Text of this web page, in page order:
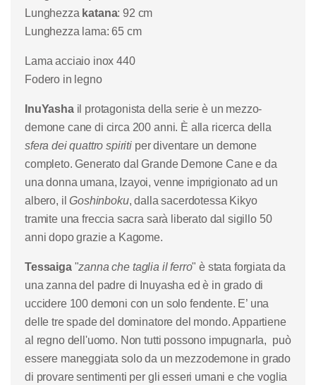
Lunghezza katana: 92 cm
Lunghezza lama: 65 cm
Lama acciaio inox 440
Fodero in legno
InuYashail protagonista della serie è un mezzo-
demone cane di circa 200 anni. È alla ricerca della
sfera dei quattro spiriti per diventare un demone
completo. Generato dal Grande Demone Cane e da
una donna umana, Izayoi, venne imprigionato ad un
albero, ilGoshinboku, dalla sacerdotessa Kikyo
tramite una freccia sacra sarà liberato dal sigillo 50
anni dopo grazie a Kagome.
Tessaiga"zanna che taglia il ferro" è stata forgiata da
una zanna del padre di Inuyasha ed è in grado di
uccidere 100 demoni con un solo fendente. E’ una
delle tre spade del dominatore del mondo. Appartiene
al regno dell'uomo. Non tutti possono impugnarla, può
essere maneggiata solo da un mezzodemone in grado
di provare sentimenti per gli esseri umani e che voglia